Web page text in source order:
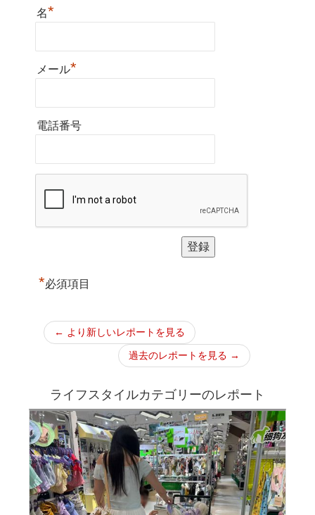
名*
メール*
電話番号
*必須項目
← より新しいレポートを見る
過去のレポートを見る →
ライフスタイルカテゴリーのレポート